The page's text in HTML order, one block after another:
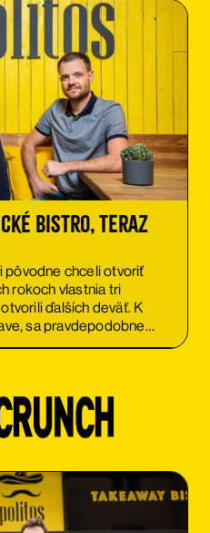
bistro, teraz
pôvodne chceli otvoriť
rokoch vlastnia tri
ďalších deväť. K
sa pravdepodobne
nie je koniec.